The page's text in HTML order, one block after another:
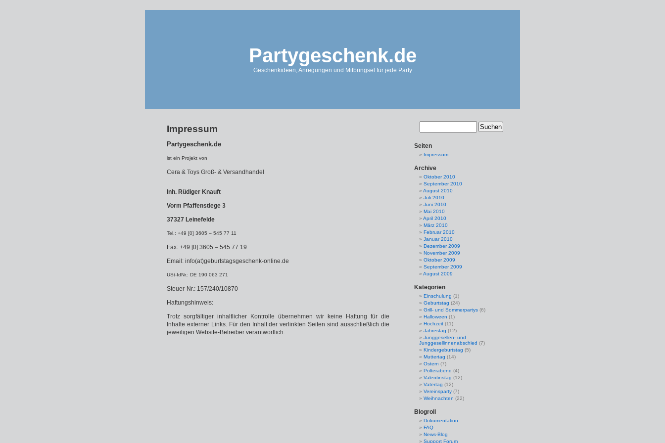
Partygeschenk.de
Geschenkideen, Anregungen und Mitbringsel für jede Party
Impressum
Partygeschenk.de
ist ein Projekt von
Cera & Toys Groß- & Versandhandel
Inh. Rüdiger Knauft
Vorm Pfaffenstiege 3
37327 Leinefelde
Tel.: +49 [0] 3605 – 545 77 11
Fax: +49 [0] 3605 – 545 77 19
Email: info(at)geburtstagsgeschenk-online.de
USt-IdNr.: DE 190 063 271
Steuer-Nr.: 157/240/10870
Haftungshinweis:
Trotz sorgfältiger inhaltlicher Kontrolle übernehmen wir keine Haftung für die
Inhalte externer Links. Für den Inhalt der verlinkten Seiten sind ausschließlich die
jeweiligen Website-Betreiber verantwortlich.
Seiten
Impressum
Archive
Oktober 2010
September 2010
August 2010
Juli 2010
Juni 2010
Mai 2010
April 2010
März 2010
Februar 2010
Januar 2010
Dezember 2009
November 2009
Oktober 2009
September 2009
August 2009
Kategorien
Einschulung (1)
Geburtstag (24)
Grill- und Sommerpartys (6)
Halloween (1)
Hochzeit (11)
Jahrestag (12)
Junggesellen- und
Junggesellinnenabschied (7)
Kindergeburtstag (5)
Muttertag (14)
Ostern (7)
Polterabend (4)
Valentinstag (12)
Vatertag (12)
Vereinsparty (7)
Weihnachten (22)
Blogroll
Dokumentation
FAQ
News-Blog
Support Forum